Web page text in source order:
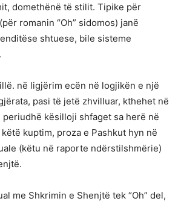
domethënë të stilit. Tipike për
romanin “Oh” sidomos) janë
shtuese, bile sisteme
në ligjërim ecën në logjikën e një
pasi të jetë zhvilluar, kthehet në
periudhë kësilloji shfaget sa herë në
kuptim, proza e Pashkut hyn në
(këtu në raporte ndërstilshmërie)
me Shkrimin e Shenjtë tek “Oh” del,